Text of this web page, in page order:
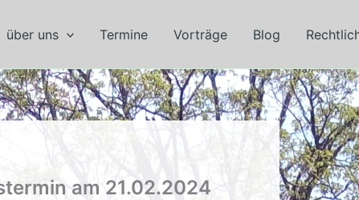
über uns Termine Vorträge Blog
am 21.02.2024